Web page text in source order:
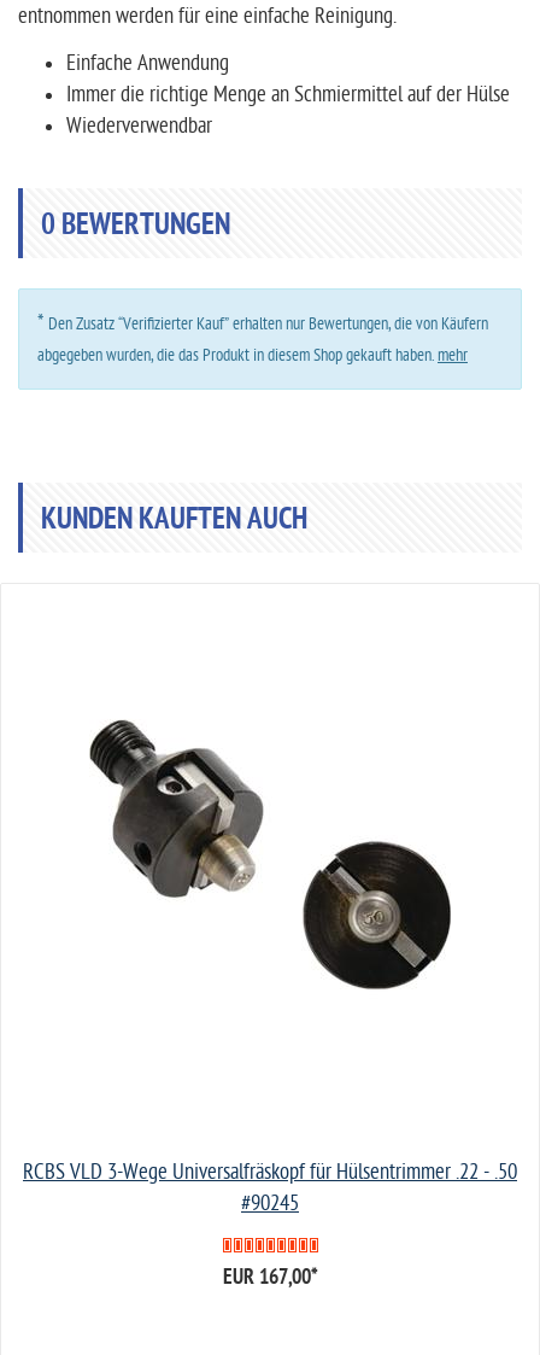
entnommen werden für eine einfache Reinigung.
Einfache Anwendung
Immer die richtige Menge an Schmiermittel auf der Hülse
Wiederverwendbar
0 BEWERTUNGEN
* Den Zusatz “Verifizierter Kauf” erhalten nur Bewertungen, die von Käufern
abgegeben wurden, die das Produkt in diesem Shop gekauft haben.mehr
KUNDEN KAUFTEN AUCH
RCBS VLD 3-Wege Universalfräskopf für Hülsentrimmer .22 - .50
#90245
EUR 167,00*